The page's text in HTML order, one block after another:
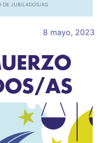
DE JUBILADOS/AS
8 mayo, 2023
AS